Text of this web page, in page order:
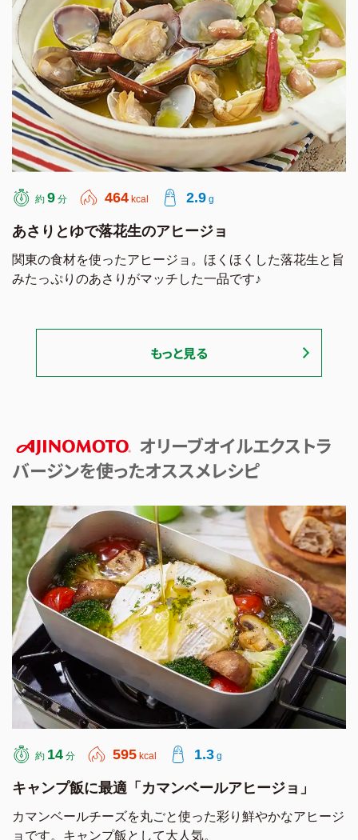
約 9 分 464 kcal 2.9 g
あさりとゆで落花生のアヒージョ
関東の食材を使ったアヒージョ。ほくほくした落花生と旨
みたっぷりのあさりがマッチした一品です♪
もっと見る
AJINOMOTO
オリーブオイルエクストラ
バージンを使ったオススメレシピ
約 14 分 595 kcal 1.3 g
キャンプ飯に最適「カマンベールアヒージョ」
カマンベールチーズを丸ごと使った彩り鮮やかなアヒージ
ョです。キャンプ飯として大人気。